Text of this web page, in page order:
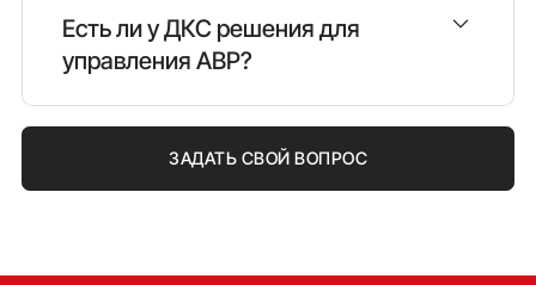
по ссылке
Есть ли у ДКС решения для
управления АВР?
ссылке
ЗАДАТЬ СВОЙ ВОПРОС